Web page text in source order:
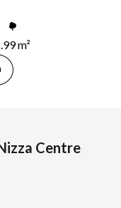
m²
Centre